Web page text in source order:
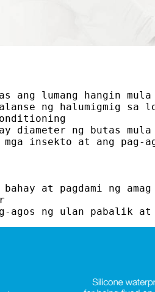
ang lumang hangin
ng halumigmig sa
ng butas mula
insekto at ang pag-
at pagdami ng amag
agos ng ulan pabalik at